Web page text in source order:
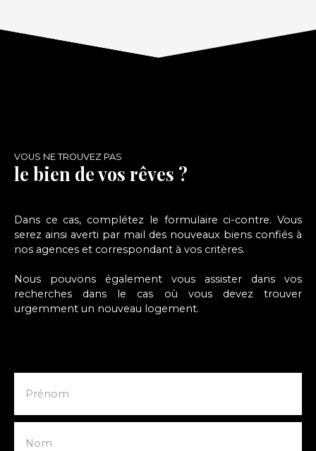
VOUS NE TROUVEZ PAS
le bien de vos rêves ?
Dans ce cas, complétez le formulaire ci-contre. Vous
serez ainsi averti par mail des nouveaux biens confiés à
nos agences et correspondant à vos critères.
Nous pouvons également vous assister dans vos
recherches dans le cas où vous devez trouver
urgemment un nouveau logement.
Prénom
Nom